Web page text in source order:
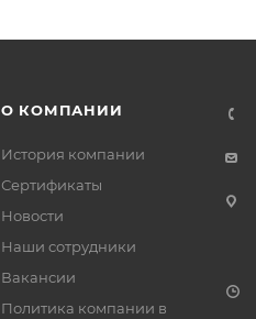
О КОМПАНИИ
История компании
Сертификаты
Новости
Наши сотрудники
Вакансии
Политика компании в